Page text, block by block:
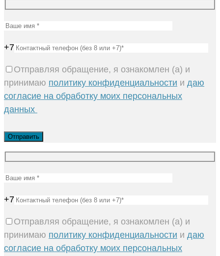
+7
Отправляя обращение, я ознакомлен (а) и
принимаю политику конфиденциальности и даю
согласие на обработку моих персональных
данных
+7
Отправляя обращение, я ознакомлен (а) и
принимаю политику конфиденциальности и даю
согласие на обработку моих персональных